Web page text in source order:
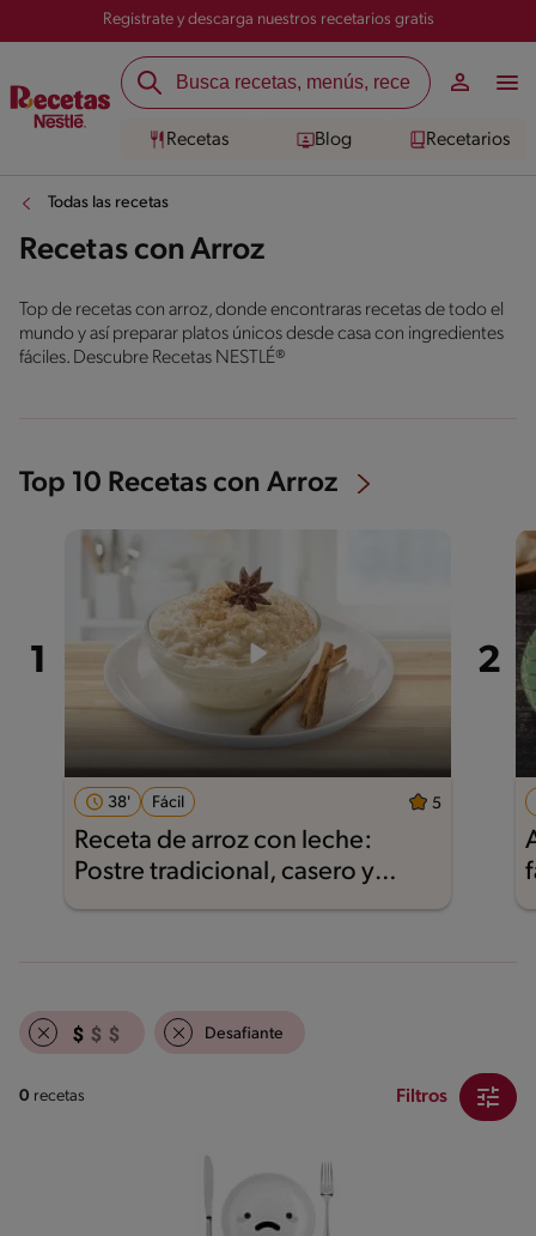
Registrate y descarga nuestros recetarios gratis
Recetas Blog Recetarios
Todas las recetas
Recetas con Arroz
Top de recetas con arroz, donde encontraras recetas de todo el
mundo y así preparar platos únicos desde casa con ingredientes
fáciles. Descubre Recetas NESTLÉ®
Top 10 Recetas con Arroz
38' Fácil 5
Receta de arroz con leche:
Postre tradicional, casero y
delicioso
Desafiante
0 recetas Filtros